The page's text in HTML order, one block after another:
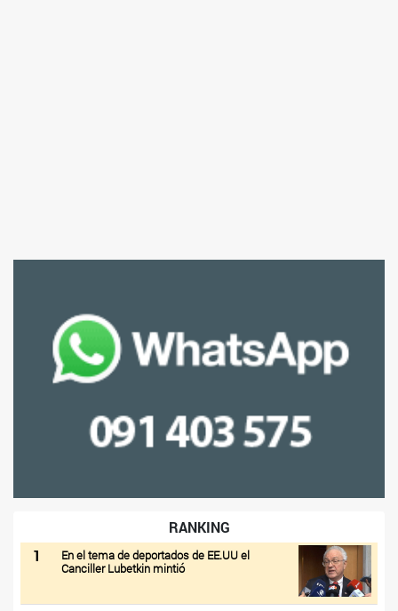
RANKING
1
En el tema de deportados de EE.UU el
Canciller Lubetkin mintió